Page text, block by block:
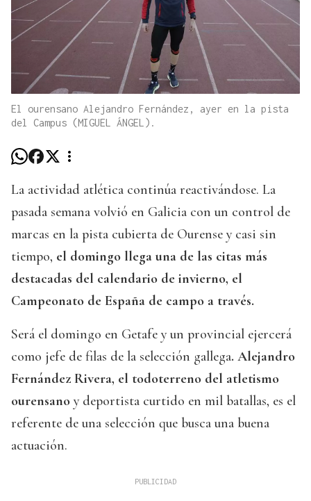
El ourensano Alejandro Fernández, ayer en la pista
del Campus (MIGUEL ÁNGEL).
La actividad atlética continúa reactivándose. La
pasada semana volvió en Galicia con un control de
marcas en la pista cubierta de Ourense y casi sin
tiempo, el domingo llega una de las citas más
destacadas del calendario de invierno, el
Campeonato de España de campo a través.
Será el domingo en Getafe y un provincial ejercerá
como jefe de filas de la selección gallega. Alejandro
Fernández Rivera, el todoterreno del atletismo
ourensano y deportista curtido en mil batallas, es el
referente de una selección que busca una buena
actuación.